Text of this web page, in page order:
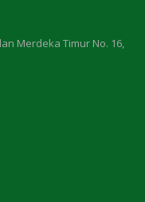
Merdeka Timur No. 16,